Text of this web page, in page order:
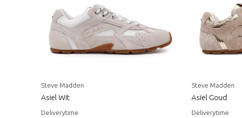
Steve Madden
Asiel Wit
Deliverytime
Steve Madden
Asiel Goud
Deliverytime